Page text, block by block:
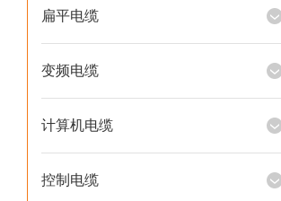
扁平电缆
变频电缆
计算机电缆
控制电缆